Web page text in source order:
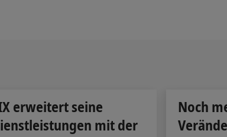
erweitert seine
mit der
Noch